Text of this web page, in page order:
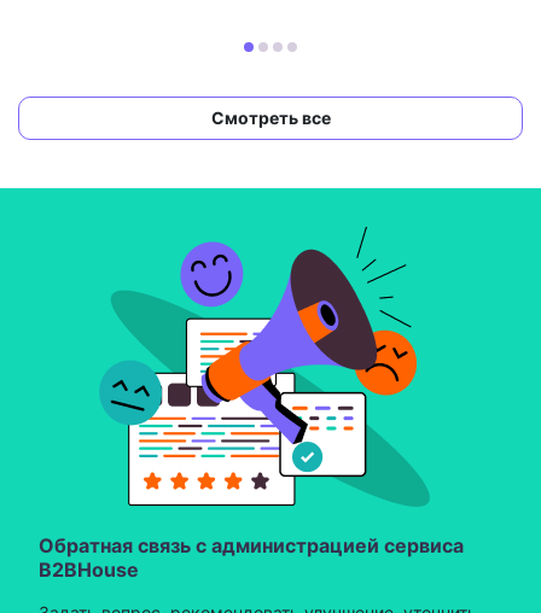
Смотреть все
Обратная связь с администрацией сервиса
B2BHouse